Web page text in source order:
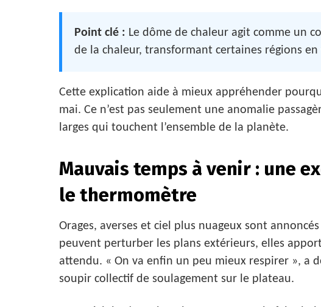
Point clé : Le dôme de chaleur agit comme un
de la chaleur, transformant certaines régions
Cette explication aide à mieux appréhender
mai. Ce n’est pas seulement une anomalie
larges qui touchent l’ensemble de la planète.
Mauvais temps à venir : une
le thermomètre
Orages, averses et ciel plus nuageux sont
peuvent perturber les plans extérieurs, elles
attendu. « On va enfin un peu mieux respirer », a
soupir collectif de soulagement sur le plateau.